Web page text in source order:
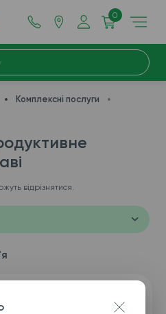
0
Комплексні послуги
відрізнятися.